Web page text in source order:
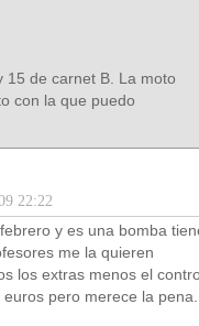
15 de carnet B. La moto
con la que puedo
22:22
y es una bomba
me la quieren
los extras menos el
pero merece la pena.